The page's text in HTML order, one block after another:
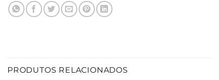
PRODUTOS RELACIONADOS